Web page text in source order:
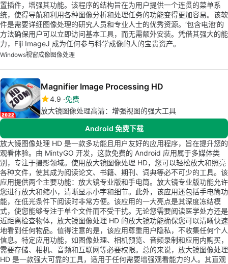
置插件，增强其功能。该程序的结构旨在为用户提供一个连贯的菜单系
统，使得导航和利用各种图像分析和处理任务的功能变得更加容易。该软
件是需要详细图像处理的研究人员和专业人士的优秀资源。‘包含电池’的
方法确保用户可以立即访问基本工具，而无需额外安装。凭借其强大的能
力，Fiji ImageJ 成为任何参与科学成像的人的宝贵资产。
Windows视窗成像图像处理
Magnifier Image Processing HD
4.9 免费
放大镜图像处理高清：增强视图的强大工具
Android 免费下载
放大镜图像处理 HD 是一款多功能且用户友好的应用程序，旨在提升您的
观看体验。由 MintyGO 开发，这款免费的 Android 应用属于多媒体类
别，专注于摄影领域。使用放大镜图像处理 HD，您可以轻松放大和照亮
各种文件，使其成为阅读论文、书籍、期刊、词典等必不可少的工具。该
应用提供两个主要功能：放大镜专业版和手电筒。放大镜专业版功能允许
您进行放大和缩小，清晰显示小字和细节。此外，该应用还包括手电筒功
能，在低光条件下阅读时非常方便。该应用的一大亮点是其深度冻结模
式，使您能够专注于单个文件而不受干扰。无论您需要阅读医学处方还是
近距离检查物体，放大镜图像处理 HD 的放大镜功能确保您可以清晰快速
地看到任何物品。值得注意的是，该应用尊重用户隐私，不收集任何个人
信息。特定应用功能，如图像处理、相机预览、音频录制和应用内购买，
需要存储、相机、音频和互联网等必要权限。总的来说，放大镜图像处理
HD 是一款强大可靠的工具，适用于任何需要增强观看能力的人。其直观